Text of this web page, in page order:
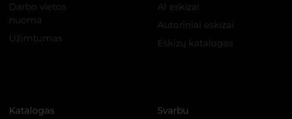
Darbo vietos
nuoma
Užimtumas
AI eskizai
Autoriniai eskizai
Eskizų katalogas
Katalogas Svarbu